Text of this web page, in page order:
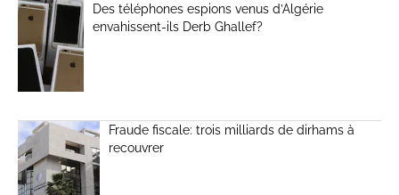
Des téléphones espions venus d’Algérie
envahissent-ils Derb Ghallef?
Fraude fiscale: trois milliards de dirhams à
recouvrer